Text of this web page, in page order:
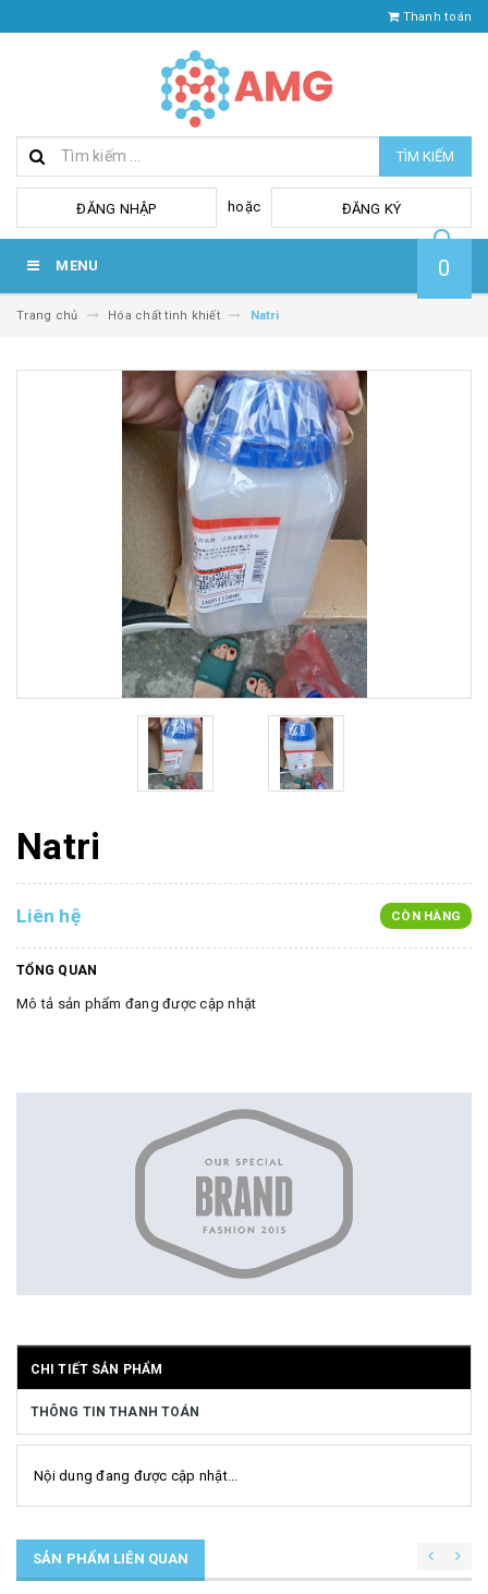
Thanh toán
TÌM KIẾM
ĐĂNG NHẬP hoặc ĐĂNG KÝ
MENU 0
Trang chủ Hóa chất tinh khiết Natri
Natri
Liên hệ CÒN HÀNG
TỔNG QUAN
Mô tả sản phẩm đang được cập nhật
CHI TIẾT SẢN PHẨM
THÔNG TIN THANH TOÁN
Nội dung đang được cập nhật...
SẢN PHẨM LIÊN QUAN